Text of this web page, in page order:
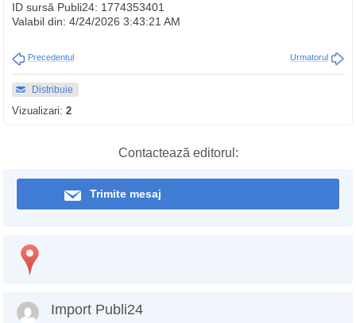
ID sursă Publi24: 1774353401
Valabil din: 4/24/2026 3:43:21 AM
Precedentul Urmatorul
Distribuie
Vizualizari: 2
Contactează editorul:
Trimite mesaj
Import Publi24